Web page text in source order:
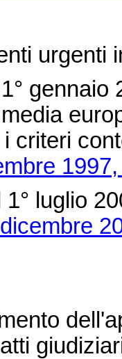
urgenti
gennaio
criteri
luglio